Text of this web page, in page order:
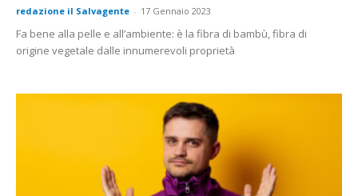
redazione il Salvagente - 17 Gennaio 2023
Fa bene alla pelle e all’ambiente: è la fibra di bambù, fibra di
origine vegetale dalle innumerevoli proprietà